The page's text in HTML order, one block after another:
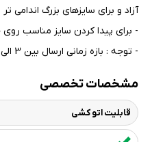
آزاد و برای سایزهای بزرگ اندامی
- برای پیدا کردن سایز مناسب
- توجه : بازه زمانی ارسال بین 3 الی 15 روز کاری می باشد.
مشخصات تخصصی
قابلیت اتو کشی